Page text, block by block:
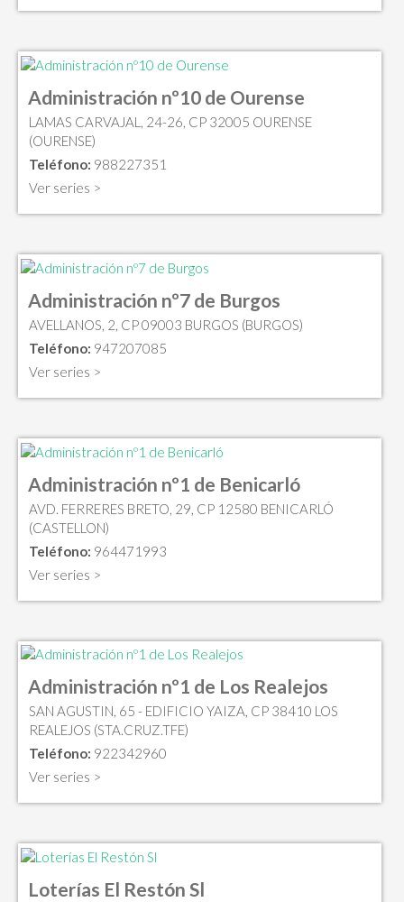
Administración nº10 de Ourense
LAMAS CARVAJAL, 24-26, CP 32005 OURENSE
(OURENSE)
Teléfono: 988227351
Ver series >
Administración nº7 de Burgos
AVELLANOS, 2, CP 09003 BURGOS (BURGOS)
Teléfono: 947207085
Ver series >
Administración nº1 de Benicarló
AVD. FERRERES BRETO, 29, CP 12580 BENICARLÓ
(CASTELLON)
Teléfono: 964471993
Ver series >
Administración nº1 de Los Realejos
SAN AGUSTIN, 65 - EDIFICIO YAIZA, CP 38410 LOS
REALEJOS (STA.CRUZ.TFE)
Teléfono: 922342960
Ver series >
Loterías El Restón Sl